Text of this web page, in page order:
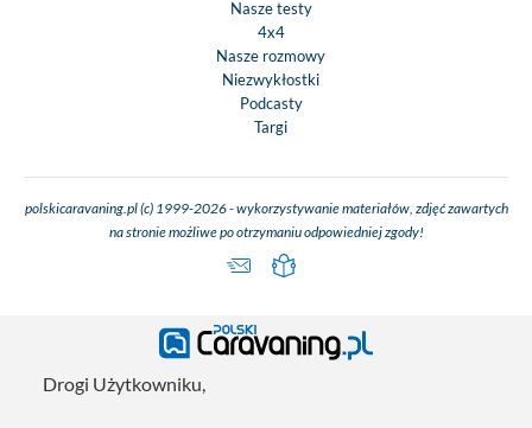
Nasze testy
4x4
Nasze rozmowy
Niezwykłostki
Podcasty
Targi
polskicaravaning.pl (c) 1999-2026 - wykorzystywanie materiałów, zdjęć zawartych
na stronie możliwe po otrzymaniu odpowiedniej zgody!
Drogi Użytkowniku,